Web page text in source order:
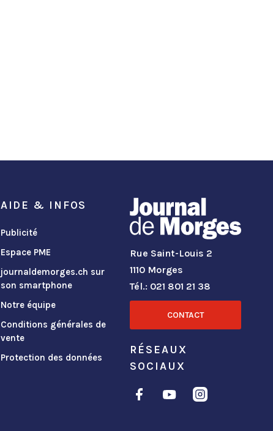
AIDE & INFOS
Publicité
Espace PME
journaldemorges.ch sur
son smartphone
Notre équipe
Conditions générales de
vente
Protection des données
Rue Saint-Louis 2
1110 Morges
Tél.: 021 801 21 38
CONTACT
RÉSEAUX
SOCIAUX